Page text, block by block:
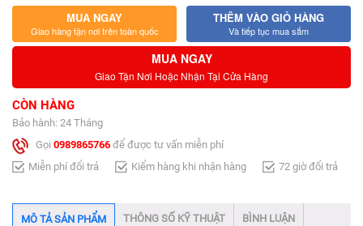
MUA NGAY
Giao hàng tận nơi trên toàn quốc
THÊM VÀO GIỎ HÀNG
Và tiếp tục mua sắm
MUA NGAY
Giao Tận Nơi Hoặc Nhận Tại Cửa Hàng
CÒN HÀNG
Bảo hành: 24 Tháng
Gọi 0989865766 để được tư vấn miễn phí
Miễn phí đổi trả
Kiểm hàng khi nhận hàng 72 giờ đổi trả
MÔ TẢ SẢN PHẨM THÔNG SỐ KỸ THUẬT BÌNH LUẬN